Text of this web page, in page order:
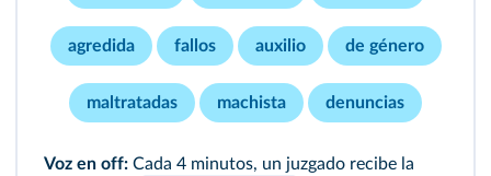
agredida fallos auxilio de género
maltratadas machista denuncias
Voz en off: Cada 4 minutos, un juzgado recibe la